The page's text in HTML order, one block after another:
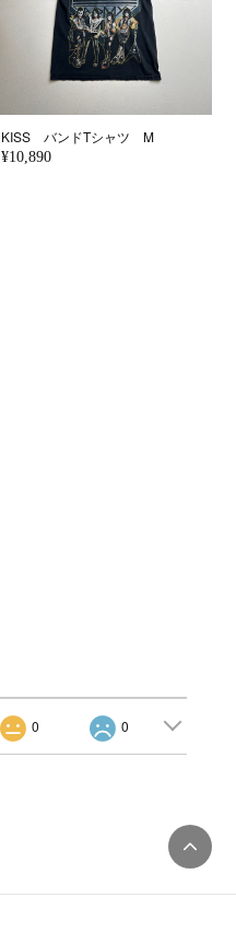
KISS バンドTシャツ M
¥10,890
0 0